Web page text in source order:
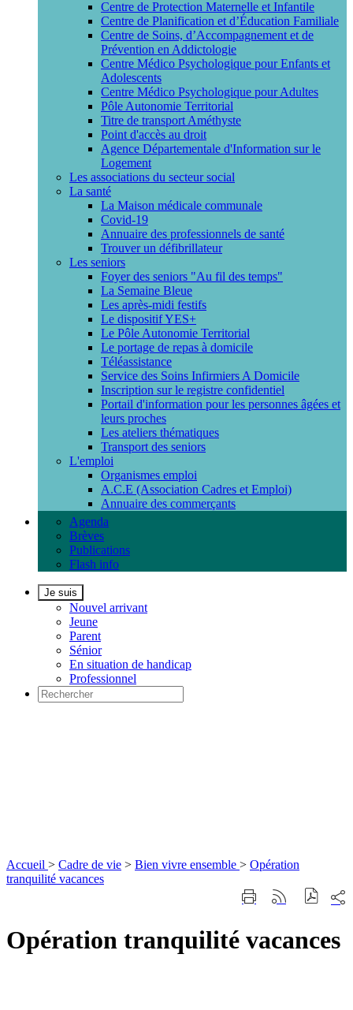
Centre de Protection Maternelle et Infantile
Centre de Planification et d’Éducation Familiale
Centre de Soins, d’Accompagnement et de
Prévention en Addictologie
Centre Médico Psychologique pour Enfants et
Adolescents
Centre Médico Psychologique pour Adultes
Pôle Autonomie Territorial
Titre de transport Améthyste
Point d'accès au droit
Agence Départementale d'Information sur le
Logement
Les associations du secteur social
La santé
La Maison médicale communale
Covid-19
Annuaire des professionnels de santé
Trouver un défibrillateur
Les seniors
Foyer des seniors "Au fil des temps"
La Semaine Bleue
Les après-midi festifs
Le dispositif YES+
Le Pôle Autonomie Territorial
Le portage de repas à domicile
Téléassistance
Service des Soins Infirmiers A Domicile
Inscription sur le registre confidentiel
Portail d'information pour les personnes âgées et
leurs proches
Les ateliers thématiques
Transport des seniors
L'emploi
Organismes emploi
A.C.E (Association Cadres et Emploi)
Annuaire des commerçants
Agenda
Brèves
Publications
Flash info
Je suis
Nouvel arrivant
Jeune
Parent
Sénior
En situation de handicap
Professionnel
Accueil > Cadre de vie > Bien vivre ensemble > Opération
tranquilité vacances
ImprimerGénérer
RSS
sur
Opération tranquilité vacances